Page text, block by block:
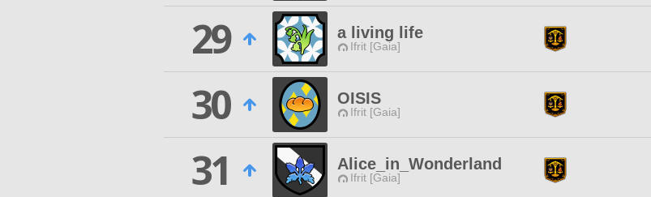
29
a living life
Ifrit [Gaia]
30
OISIS
Ifrit [Gaia]
31
Alice_in_Wonderland
Ifrit [Gaia]